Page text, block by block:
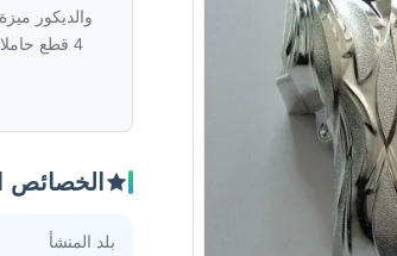
والديكور
الخصائص
بلد المنشأ